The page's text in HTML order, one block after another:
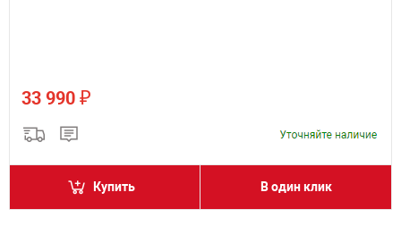
33 990 ₽
Купить В один клик